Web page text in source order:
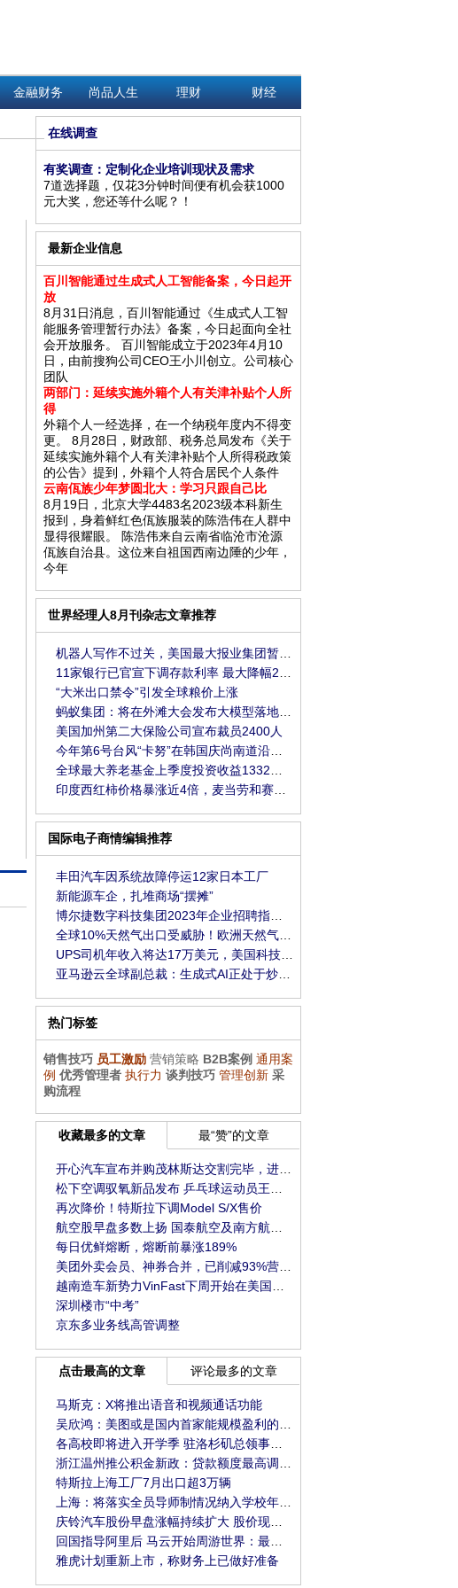
金融财务 尚品人生 理财 财经
在线调查
有奖调查：定制化企业培训现状及需求
7道选择题，仅花3分钟时间便有机会获1000
元大奖，您还等什么呢？！
最新企业信息
百川智能通过生成式人工智能备案，今日起开
放
8月31日消息，百川智能通过《生成式人工智
能服务管理暂行办法》备案，今日起面向全社
会开放服务。 百川智能成立于2023年4月10
日，由前搜狗公司CEO王小川创立。公司核心
团队
两部门：延续实施外籍个人有关津补贴个人所
得
外籍个人一经选择，在一个纳税年度内不得变
更。 8月28日，财政部、税务总局发布《关于
延续实施外籍个人有关津补贴个人所得税政策
的公告》提到，外籍个人符合居民个人条件
云南佤族少年梦圆北大：学习只跟自己比
8月19日，北京大学4483名2023级本科新生
报到，身着鲜红色佤族服装的陈浩伟在人群中
显得很耀眼。 陈浩伟来自云南省临沧市沧源
佤族自治县。这位来自祖国西南边陲的少年，
今年
世界经理人8月刊杂志文章推荐
“大米出口禁令”引发全球粮价上涨
美国加州第二大保险公司宣布裁员2400人
国际电子商情编辑推荐
丰田汽车因系统故障停运12家日本工厂
新能源车企，扎堆商场“摆摊”
热门标签
销售技巧 员工激励 营销策略 B2B案例 通用案
例 优秀管理者 执行力 谈判技巧 管理创新 采
购流程
收藏最多的文章 最“赞”的文章
再次降价！特斯拉下调Model S/X售价
每日优鲜熔断，熔断前暴涨189%
深圳楼市“中考”
京东多业务线高管调整
点击最高的文章 评论最多的文章
马斯克：X将推出语音和视频通话功能
特斯拉上海工厂7月出口超3万辆
雅虎计划重新上市，称财务上已做好准备